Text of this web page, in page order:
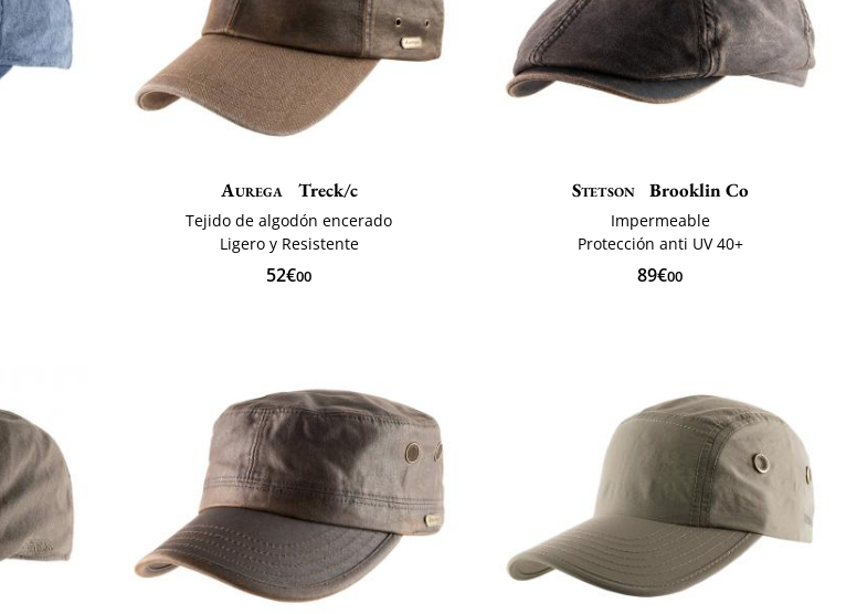
Aurega Treck/c
Tejido de algodón encerado
Ligero y Resistente
52€00
Stetson Brooklin Co
Impermeable
Protección anti UV 40+
89€00